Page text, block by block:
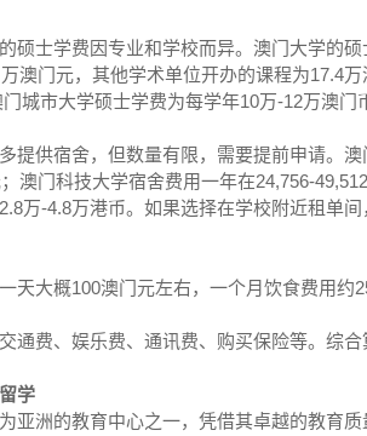
硕士学费因专业和学校而异。澳门大学的
澳门元，其他学术单位开办的课程为17.4
城市大学硕士学费为每学年10万-12万澳门
提供宿舍，但数量有限，需要提前申请。
澳门科技大学宿舍费用一年在24,756-
万-4.8万港币。如果选择在学校附近租单
天大概100澳门元左右，一个月饮食费用约
通费、娱乐费、通讯费、购买保险等。综
学
亚洲的教育中心之一，凭借其卓越的教育